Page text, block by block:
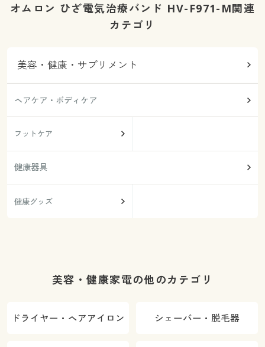
オムロン ひざ電気治療バンド HV-F971-M関連
カテゴリ
美容・健康・サプリメント
ヘアケア・ボディケア
フットケア
健康器具
健康グッズ
美容・健康家電の他のカテゴリ
ドライヤー・ヘアアイロン シェーバー・脱毛器